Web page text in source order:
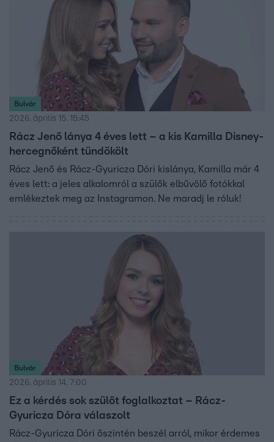
Bulvár
2026. április 15. 15:45
Rácz Jenő lánya 4 éves lett – a kis Kamilla Disney-
hercegnőként tündökölt
Rácz Jenő és Rácz-Gyuricza Dóri kislánya, Kamilla már 4
éves lett: a jeles alkalomról a szülők elbűvölő fotókkal
emlékeztek meg az Instagramon. Ne maradj le róluk!
Bulvár
2026. április 14. 7:00
Ez a kérdés sok szülőt foglalkoztat – Rácz-
Gyuricza Dóra válaszolt
Rácz-Gyuricza Dóri őszintén beszél arról, mikor érdemes